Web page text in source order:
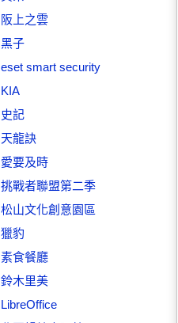
阪上之雲
黑子
eset smart security
KIA
史記
天龍訣
愛要及時
挑戰者聯盟第二季
松山文化創意園區
獵豹
素食餐廳
鈴木里美
LibreOffice